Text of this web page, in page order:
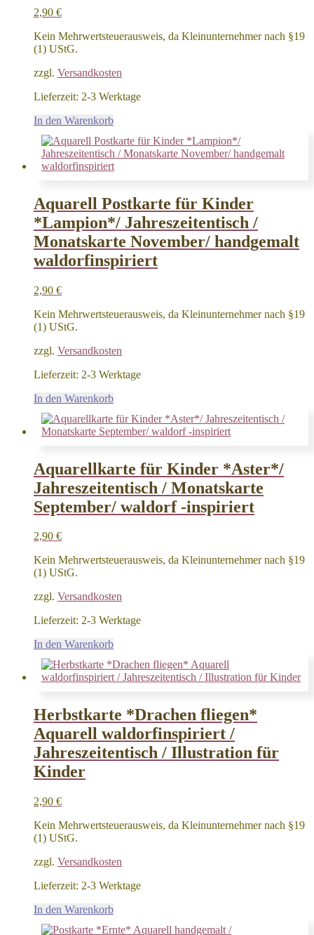
2,90 €
Kein Mehrwertsteuerausweis, da Kleinunternehmer nach §19
(1) UStG.
zzgl. Versandkosten
Lieferzeit: 2-3 Werktage
In den Warenkorb
Aquarell Postkarte für Kinder
*Lampion*/ Jahreszeitentisch /
Monatskarte November/ handgemalt
waldorfinspiriert
2,90 €
Kein Mehrwertsteuerausweis, da Kleinunternehmer nach §19
(1) UStG.
zzgl. Versandkosten
Lieferzeit: 2-3 Werktage
In den Warenkorb
Aquarellkarte für Kinder *Aster*/
Jahreszeitentisch / Monatskarte
September/ waldorf -inspiriert
2,90 €
Kein Mehrwertsteuerausweis, da Kleinunternehmer nach §19
(1) UStG.
zzgl. Versandkosten
Lieferzeit: 2-3 Werktage
In den Warenkorb
Herbstkarte *Drachen fliegen*
Aquarell waldorfinspiriert /
Jahreszeitentisch / Illustration für
Kinder
2,90 €
Kein Mehrwertsteuerausweis, da Kleinunternehmer nach §19
(1) UStG.
zzgl. Versandkosten
Lieferzeit: 2-3 Werktage
In den Warenkorb